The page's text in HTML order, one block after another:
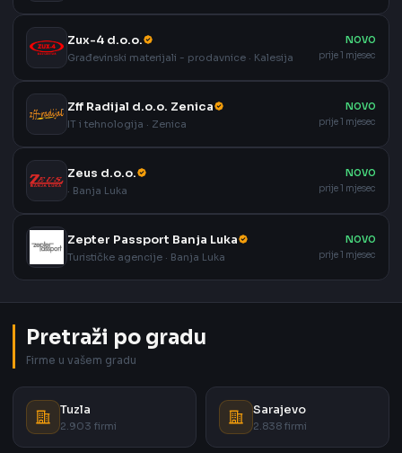
Zux-4 d.o.o.
Građevinski materijali - prodavnice · Kalesija
NOVO
prije 1 mjesec
Zff Radijal d.o.o. Zenica
IT i tehnologija · Zenica
NOVO
prije 1 mjesec
Zeus d.o.o.
· Banja Luka
NOVO
prije 1 mjesec
Zepter Passport Banja Luka
Turističke agencije · Banja Luka
NOVO
prije 1 mjesec
Pretraži po gradu
Firme u vašem gradu
Tuzla
2.903 firmi
Sarajevo
2.838 firmi